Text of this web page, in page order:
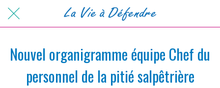
Nouvel organigramme équipe Chef du
personnel de la pitié salpêtrière